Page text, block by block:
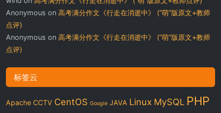
Anonymous on 高考满分作文《行走在消逝中》 (“萌”版原文+教师
点评)
Anonymous on 高考满分作文《行走在消逝中》 (“萌”版原文+教师
点评)
标签云
Apache CCTV CentOS Google JAVA Linux MySQL PHP